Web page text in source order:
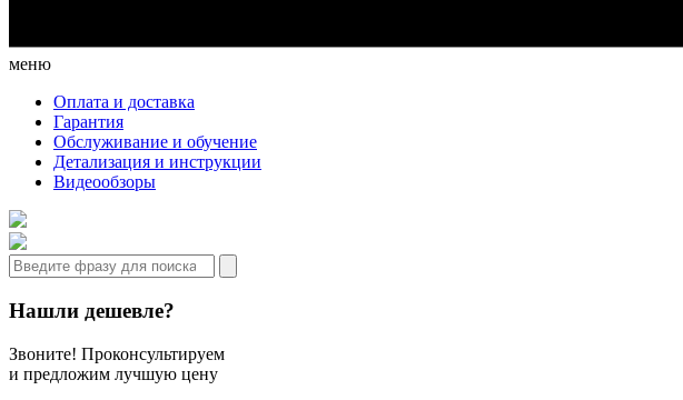
меню
Оплата и доставка
Гарантия
Обслуживание и обучение
Детализация и инструкции
Видеообзоры
Нашли дешевле?
Звоните! Проконсультируем
и предложим лучшую цену